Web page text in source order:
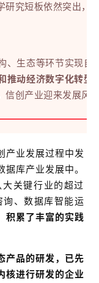
研究短板依然突出，
、生态等环节实现自
推动经济数字化转型
信创产业迎来发展风
产业发展过程中发
库产业发展中。
关键行业的超过
、数据库智能运
积累了丰富的实践
产品的研发，已先
核进行研发的企业